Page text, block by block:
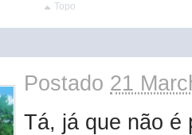
Topo
Postado 21
Tá, já que não é